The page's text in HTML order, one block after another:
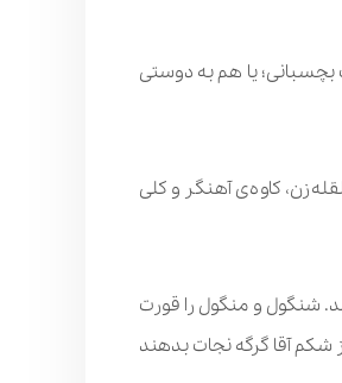
بچسبانی؛ یا هم به دوستی
کاوه‌ی آهنگر و کلی
شنگول و منگول را قورت
شکم آقا گرگه نجات بدهند